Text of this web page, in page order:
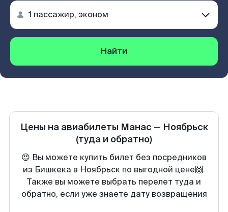
Найти
Цены на авиабилеты Манас — Ноябрьск
(туда и обратно)
😍 Вы можете купить билет без посредников
из Бишкека в Ноябрьск по выгодной цене🙌.
Также вы можете выбрать перелет туда и
обратно, если уже знаете дату возвращения